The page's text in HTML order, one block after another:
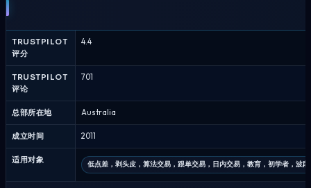
Securities
对
比
Fusion
经
纪
比
八
TRUSTPILOT
评分
4.4
TRUSTPILOT
评论
701
总部所在地 Australia
成立时间 2011
适用对象 低点差，剥头皮，算法交易，跟单交易，日内交易，教育，初学者，波